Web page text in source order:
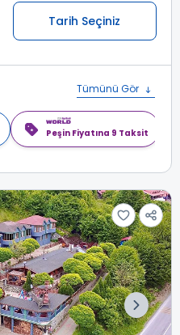
Tarih Seçiniz
Tümünü Gör
Peşin Fiyatına 9 Taksit